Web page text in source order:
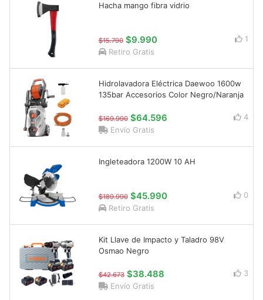
Hacha mango fibra vidrio
$15.790 $9.990
1
Retiro Gratis
Hidrolavadora Eléctrica Daewoo 1600w
135bar Accesorios Color Negro/Naranja
$169.990 $64.596
4
Envío Gratis
Ingleteadora 1200W 10 AH
$189.990 $45.990
0
Retiro Gratis
Kit Llave de Impacto y Taladro 98V
Osmao Negro
$42.673 $38.488
3
Envío Gratis